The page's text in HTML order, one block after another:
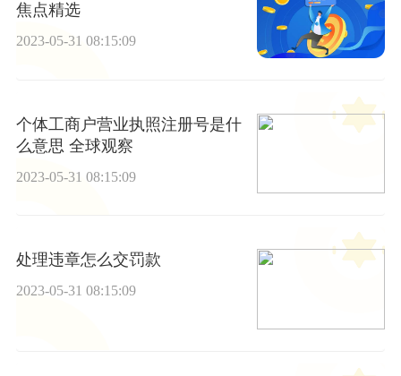
焦点精选
2023-05-31 08:15:09
个体工商户营业执照注册号是什
么意思 全球观察
2023-05-31 08:15:09
处理违章怎么交罚款
2023-05-31 08:15:09